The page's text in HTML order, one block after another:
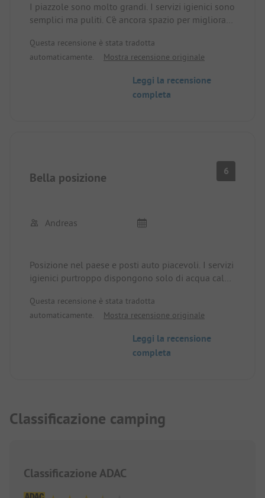
I piazzole sono molto grandi. I servizi igienici sono
semplici ma puliti. C'è ancora spazio per migliorare.
amichevole. Nonostante i festeggiamenti del D-
Day e i tanti veicoli militari storici presenti, il posto
Questa recensione è stata tradotta
automaticamente.
Mostra recensione originale
Leggi la recensione
completa
Bella posizione 6
Andreas
Posizione nel paese e posti auto piacevoli. I servizi
igienici purtroppo dispongono solo di acqua calda
sufficiente per il lavaggio della biancheria. La
cittadina e i beni di prima necessità sono
Questa recensione è stata tradotta
automaticamente.
Mostra recensione originale
Leggi la recensione
completa
Classificazione camping
Classificazione ADAC